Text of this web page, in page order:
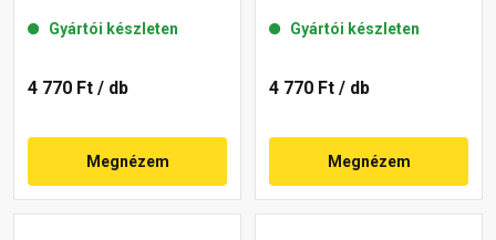
Gyártói készleten
4 770 Ft / db
Megnézem
Gyártói készleten
4 770 Ft / db
Megnézem